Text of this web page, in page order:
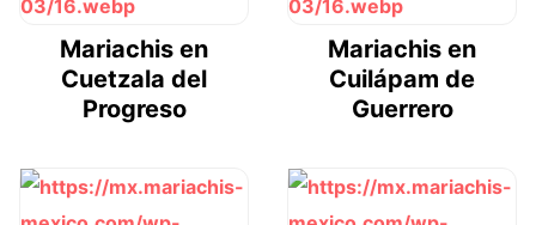
Mariachis en
Cuetzala del
Progreso
Mariachis en
Cuilápam de
Guerrero